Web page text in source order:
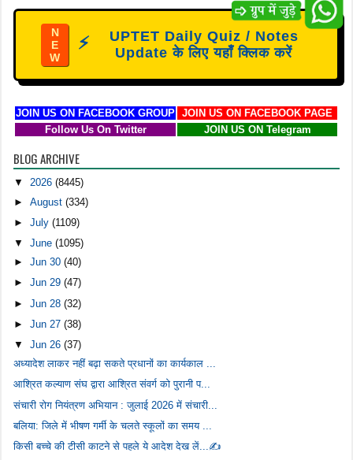
N
E
W
⚡
UPTET Daily Quiz / Notes
Update के लिए यहाँ क्लिक करें
JOIN US ON FACEBOOK GROUP
JOIN US ON FACEBOOK PAGE
Follow Us On Twitter
JOIN US ON Telegram
BLOG ARCHIVE
▼2026(8445)
►August(334)
►July(1109)
▼June(1095)
►Jun 30(40)
►Jun 29(47)
►Jun 28(32)
►Jun 27(38)
▼Jun 26(37)
अध्यादेश लाकर नहीं बढ़ा सकते प्रधानों का कार्यकाल ...
आश्रित कल्याण संघ द्वारा आश्रित संवर्ग को पुरानी प...
संचारी रोग नियंत्रण अभियान : जुलाई 2026 में संचारी...
बलिया: जिले में भीषण गर्मी के चलते स्कूलों का समय ...
किसी बच्चे की टीसी काटने से पहले ये आदेश देख लें...✍️